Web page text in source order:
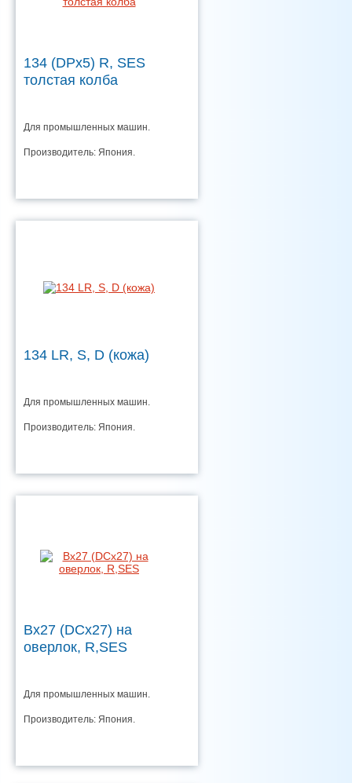
134 (DPx5) R, SES
толстая колба
Для промышленных машин.
Производитель: Япония.
134 LR, S, D (кожа)
Для промышленных машин.
Производитель: Япония.
Bx27 (DCx27) на
оверлок, R,SES
Для промышленных машин.
Производитель: Япония.